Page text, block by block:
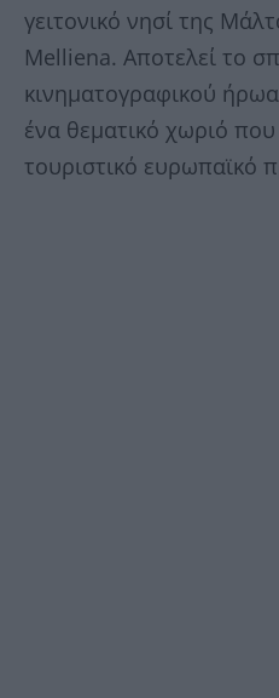
γειτονικό νησί της
Melliena. Αποτελεί το
κινηματογραφικού ήρωα
ένα θεματικό χωριό
τουριστικό ευρωπαϊκό